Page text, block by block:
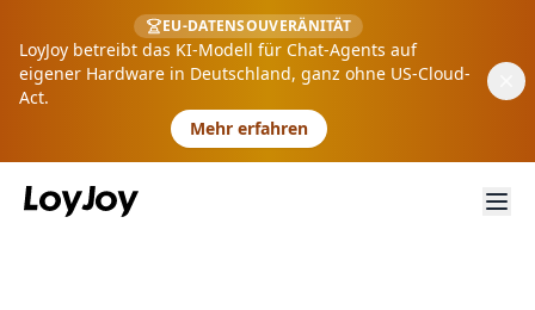
EU-DATENSOUVERÄNITÄT
LoyJoy betreibt das KI-Modell für Chat-Agents auf
eigener Hardware in Deutschland, ganz ohne US-Cloud-
Act.
Mehr erfahren